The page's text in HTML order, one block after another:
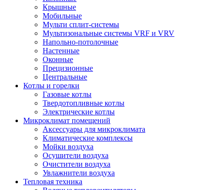
Крышные
Мобильные
Мульти сплит-системы
Мультизональные системы VRF и VRV
Напольно-потолочные
Настенные
Оконные
Прецизионные
Центральные
Котлы и горелки
Газовые котлы
Твердотопливные котлы
Электрические котлы
Микроклимат помещений
Аксессуары для микроклимата
Климатические комплексы
Мойки воздуха
Осушители воздуха
Очистители воздуха
Увлажнители воздуха
Тепловая техника